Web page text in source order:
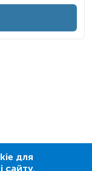
для
сайту.